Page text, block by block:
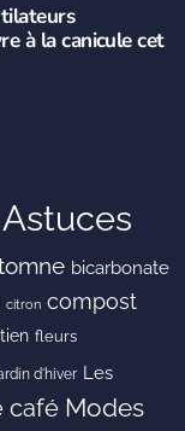
à la canicule cet
Astuces
bicarbonate
citron compost
fleurs
d'hiver Les
café Modes